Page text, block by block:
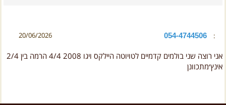
20/06/2026 :
054-4744506
‏אני רוצה שני בולמים קדמיים לטויוטה היילקס ויגו 2008 4/4 הרמה בין 2/4
אינץ׳מתכוונן